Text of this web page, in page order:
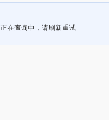
正在查询中，请刷新重试